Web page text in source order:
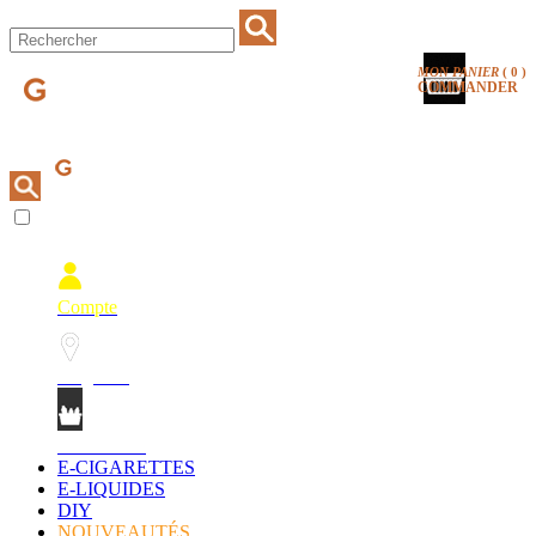
MON PANIER ( 0 )
COMMANDER
Compte
E-CIGARETTES
E-LIQUIDES
DIY
NOUVEAUTÉS